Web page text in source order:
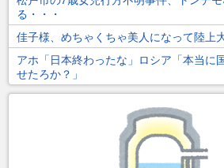
る・・・
佳子様、めちゃくちゃ美人になって陸上
アホ「日本終わったな」ロシア「本当に
せたろか？」